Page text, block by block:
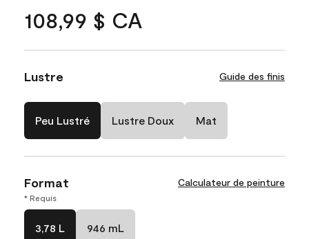
108,99 $ CA
Lustre Guide des finis
Peu Lustré Lustre Doux Mat
Format Calculateur de peinture
* Requis
3,78 L 946 mL